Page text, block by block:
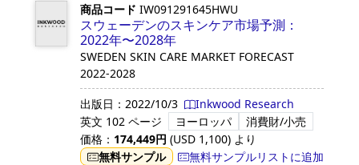
商品コード IW091291645HWU
スウェーデンのスキンケア市場予測：
2022年〜2028年
SWEDEN SKIN CARE MARKET FORECAST
2022-2028
出版日： 2022/10/3
Inkwood Research
英文 102 ページ ヨーロッパ
消費財/小売
価格： 174,449円 (USD 1,100) より
無料サンプル
無料サンプルリストに追加